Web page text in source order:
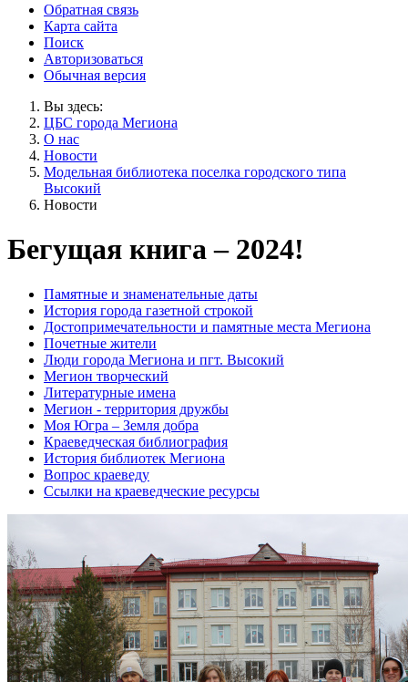
Обратная связь
Карта сайта
Поиск
Авторизоваться
Обычная версия
Вы здесь:
ЦБС города Мегиона
О нас
Новости
Модельная библиотека поселка городского типа
Высокий
Новости
Бегущая книга – 2024!
Памятные и знаменательные даты
История города газетной строкой
Достопримечательности и памятные места Мегиона
Почетные жители
Люди города Мегиона и пгт. Высокий
Мегион творческий
Литературные имена
Мегион - территория дружбы
Моя Югра – Земля добра
Краеведческая библиография
История библиотек Мегиона
Вопрос краеведу
Ссылки на краеведческие ресурсы